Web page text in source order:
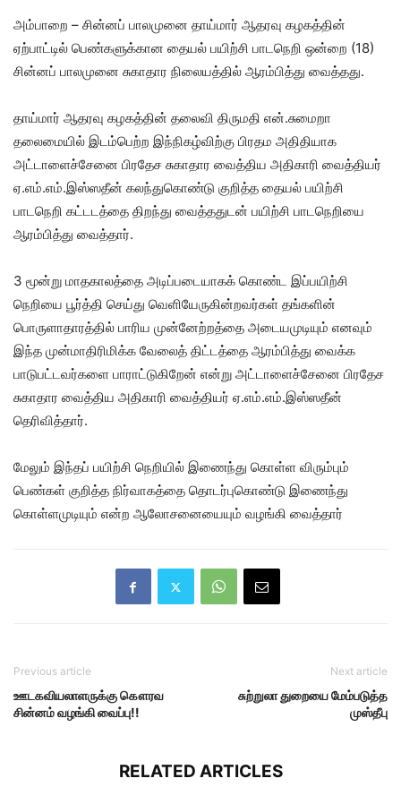
அம்பாறை – சின்னப் பாலமுனை தாய்மார் ஆதரவு கழகத்தின்
ஏற்பாட்டில் பெண்களுக்கான தையல் பயிற்சி பாடநெறி ஒன்றை (18)
சின்னப் பாலமுனை சுகாதார நிலையத்தில் ஆரம்பித்து வைத்தது.
தாய்மார் ஆதரவு கழகத்தின் தலைவி திருமதி என்.சுமைறா
தலைமையில் இடம்பெற்ற இந்நிகழ்விற்கு பிரதம அதிதியாக
அட்டாளைச்சேனை பிரதேச சுகாதார வைத்திய அதிகாரி வைத்தியர்
ஏ.எம்.எம்.இஸ்ஸதீன் கலந்துகொண்டு குறித்த தையல் பயிற்சி
பாடநெறி கட்டடத்தை திறந்து வைத்ததுடன் பயிற்சி பாடநெறியை
ஆரம்பித்து வைத்தார்.
3 மூன்று மாதகாலத்தை அடிப்படையாகக் கொண்ட இப்பயிற்சி
நெறியை பூர்த்தி செய்து வெளியேருகின்றவர்கள் தங்களின்
பொருளாதாரத்தில் பாரிய முன்னேற்றத்தை அடையமுடியும் எனவும்
இந்த முன்மாதிரிமிக்க வேலைத் திட்டத்தை ஆரம்பித்து வைக்க
பாடுபட்டவர்களை பாராட்டுகிறேன் என்று அட்டாளைச்சேனை பிரதேச
சுகாதார வைத்திய அதிகாரி வைத்தியர் ஏ.எம்.எம்.இஸ்ஸதீன்
தெரிவித்தார்.
மேலும் இந்தப் பயிற்சி நெறியில் இணைந்து கொள்ள விரும்பும்
பெண்கள் குறித்த நிர்வாகத்தை தொடர்புகொண்டு இணைந்து
கொள்ளமுடியும் என்ற ஆலோசனையையும் வழங்கி வைத்தார்
Previous article
ஊடகவியலாளருக்கு கௌரவ
சின்னம் வழங்கி வைப்பு!!
Next article
சுற்றுலா துறையை மேம்படுத்த
முஸ்தீபு
RELATED ARTICLES